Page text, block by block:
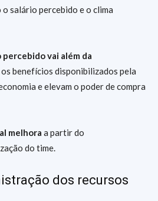
salário percebido e o clima
percebido vai além da
benefícios disponibilizados pela
e elevam o poder de compra
melhora a partir do
do time.
dos recursos